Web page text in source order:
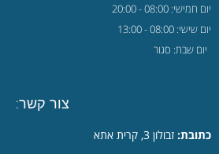
יום חמישי: 08:00 - 20:00
יום שישי: 08:00 - 13:00
יום שבת: סגור
צור קשר:
כתובת: זבולון 3, קרית אתא